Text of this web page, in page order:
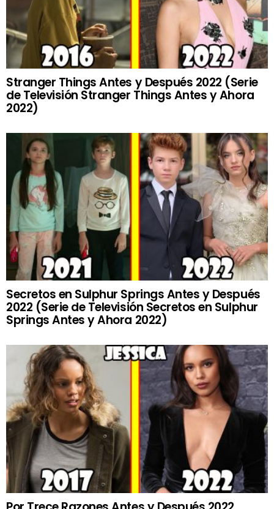
Stranger Things Antes y Después 2022 (Serie
de Televisión Stranger Things Antes y Ahora
2022)
Secretos en Sulphur Springs Antes y Después
2022 (Serie de Televisión Secretos en Sulphur
Springs Antes y Ahora 2022)